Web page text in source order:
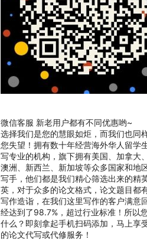
微信客服 新老用户都有不同优惠哟~
选择我们是您的慧眼如炬，而我们也同
您失望！拥有数十年经营海外华人留学
写专业的机构，旗下拥有美国、加拿大
澳洲、新西兰、新加坡等众多国家和地
写手，他们都是我们精心筛选出来的精
英，对于众多的论文格式，论文题目都
写作造诣，在我们这里写作的客户满意
经达到了98.7%，超过行业标准！所以
什么？即刻拿起手机扫码添加，马上享
的论文代写或代修服务！